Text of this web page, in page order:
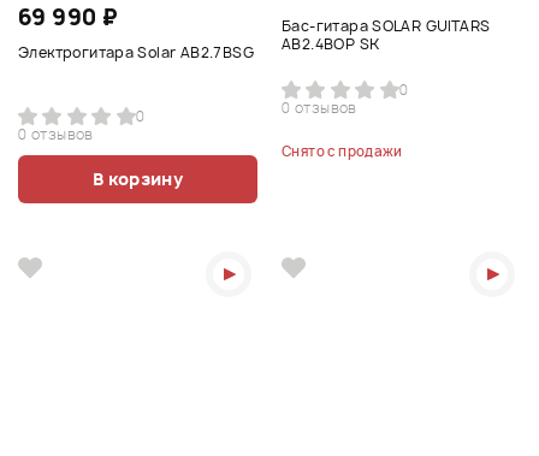
69 990 ₽
Электрогитара Solar AB2.7BSG
0
0 отзывов
В корзину
Бас-гитара SOLAR GUITARS
AB2.4BOP SK
0
0 отзывов
Снято с продажи